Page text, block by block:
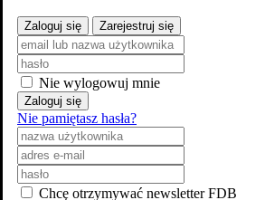
Dom 2
Zaloguj się Zarejestruj się
Nie wylogowuj mnie
Zaloguj się
Nie pamiętasz hasła?
Chcę otrzymywać newsletter FDB